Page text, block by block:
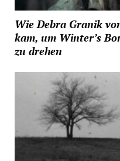
Wie Debra Granik
kam, um Winter’s
zu drehen